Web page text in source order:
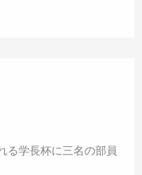
る学長杯に三名の部員